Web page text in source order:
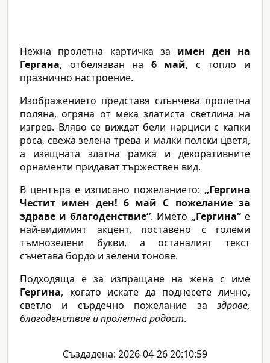
Нежна пролетна картичка за имен ден на
Гергана, отбелязван на 6 май, с топло и
празнично настроение.
Изображението представя слънчева пролетна
поляна, огряна от мека златиста светлина на
изгрев. Вляво се виждат бели нарциси с капки
роса, свежа зелена трева и малки полски цветя,
а изящната златна рамка и декоративните
орнаменти придават тържествен вид.
В центъра е изписано пожеланието: „Гергина
Честит имен ден! 6 май С пожелание за
здраве и благоденствие“. Името „Гергина“ е
най-видимият акцент, поставено с големи
тъмнозелени букви, а останалият текст
съчетава бордо и зелени тонове.
Подходяща е за изпращане на жена с име
Гергина, когато искате да поднесете лично,
светло и сърдечно пожелание за здраве,
благоденствие и пролетна радост.
Създадена: 2026-04-26 20:10:59